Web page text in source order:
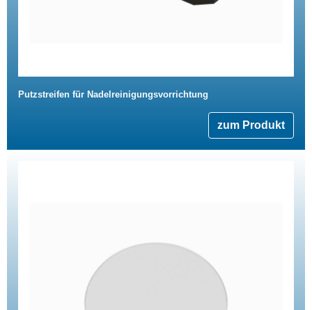
Putzstreifen für Nadelreinigungsvorrichtung
zum Produkt